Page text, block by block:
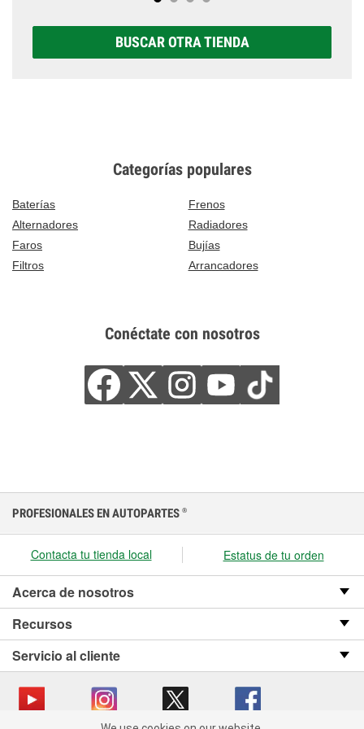
BUSCAR OTRA TIENDA
Categorías populares
Baterías
Frenos
Alternadores
Radiadores
Faros
Bujías
Filtros
Arrancadores
Conéctate con nosotros
PROFESIONALES EN AUTOPARTES ®
Contacta tu tienda local Estatus de tu orden
Acerca de nosotros
Recursos
Servicio al cliente